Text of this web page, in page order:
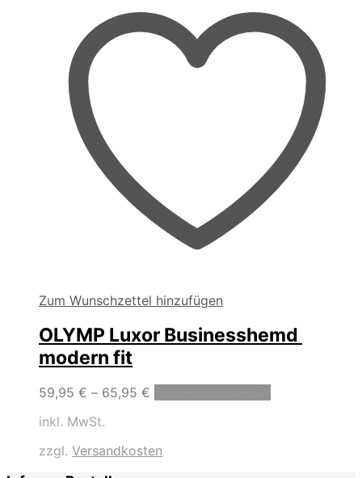
auf
der
Produktseite
Zum Wunschzettel hinzufügen
OLYMP Luxor Businesshemd
modern fit
59,95 € – 65,95 €
inkl. MwSt.
zzgl. Versandkosten